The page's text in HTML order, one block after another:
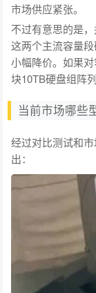
市场供应紧张。
不过有意思的是
这两个主流容量
小幅降价。如果
块10TB硬盘组阵
当前市场哪些
经过对比测试和
出：